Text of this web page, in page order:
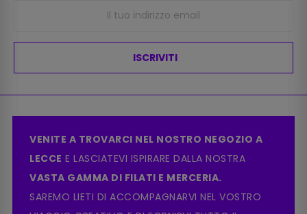
ISCRIVITI
VENITE A TROVARCI NEL NOSTRO NEGOZIO A
LECCE E LASCIATEVI ISPIRARE DALLA NOSTRA
VASTA GAMMA DI FILATI E MERCERIA.
SAREMO LIETI DI ACCOMPAGNARVI NEL VOSTRO